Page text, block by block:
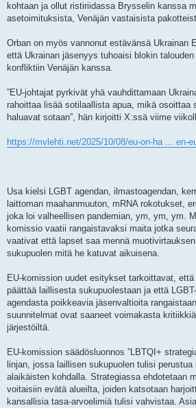
kohtaan ja ollut ristiriidassa Brysselin kanssa
asetoimituksista, Venäjän vastaisista
Orban on myös vannonut estävänsä Ukrainan
että Ukrainan jäsenyys tuhoaisi blokin
konfliktiin Venäjän kanssa.
”EU-johtajat pyrkivät yhä vauhdittamaan
rahoittaa lisää sotilaallista apua, mikä osoittaa
haluavat sotaan”, hän kirjoitti X:ssä viime
https://mvlehti.net/2025/10/08/eu-on-ha ... en-
Usa kielsi LGBT agendan, ilmastoagendan,
laittoman maahanmuuton, mRNA rokotukset,
joka loi valheellisen pandemian, ym, ym, ym.
komissio vaatii rangaistavaksi maita jotka
vaativat että lapset saa mennä
sukupuolen mitä he katuvat aikuisena.
EU-komission uudet esitykset tarkoittavat,
päättää laillisesta sukupuolestaan ​​ja että
agendasta poikkeavia jäsenvaltioita
suunnitelmat ovat saaneet voimakasta
järjestöiltä.
EU-komission säädösluonnos ”LBTQI+
linjan, jossa laillisen sukupuolen tulisi
alaikäisten kohdalla. Strategiassa ehdotetaan
voitaisiin evätä alueilta, joiden katsotaan
kansallisia tasa-arvoelimiä tulisi vahvistaa.